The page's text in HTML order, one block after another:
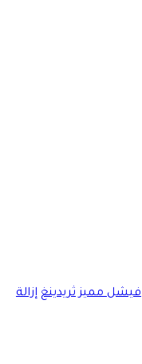
فيشل مميز ثريدينغ إزالة